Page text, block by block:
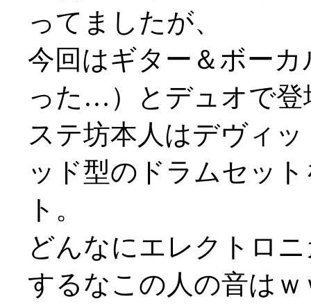
ってましたが、
今回はギター＆ボー
った…）とデュオで登
ステ坊本人はデヴィ
ッド型のドラムセッ
ト。
どんなにエレクトロ
するなこの人の音はｗ